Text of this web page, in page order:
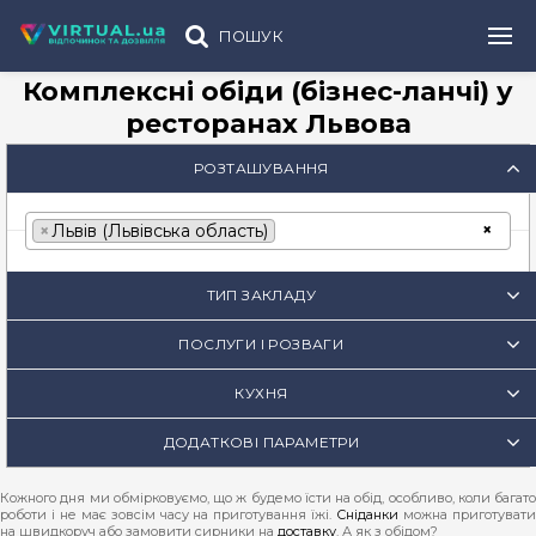
ПОШУК
Комплексні обіди (бізнес-ланчі) у
ресторанах Львова
РОЗТАШУВАННЯ
×
×Львів (Львівська область)
ТИП ЗАКЛАДУ
ПОСЛУГИ І РОЗВАГИ
КУХНЯ
ДОДАТКОВІ ПАРАМЕТРИ
Кожного дня ми обмірковуємо, що ж будемо їсти на обід, особливо, коли багато
роботи і не має зовсім часу на приготування їжі. Сніданки можна приготувати
на швидкоруч або замовити сирники на доставку. А як з обідом?